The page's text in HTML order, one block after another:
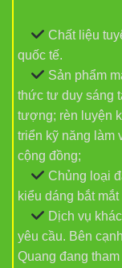
Chất liệu
quốc tế.
Sản phẩm
thức tư duy sáng
tượng; rèn luyện
triển kỹ năng làm
cộng đồng;
Chủng loại
kiểu dáng bắt
Dịch vụ
yêu cầu. Bên
Quang đang